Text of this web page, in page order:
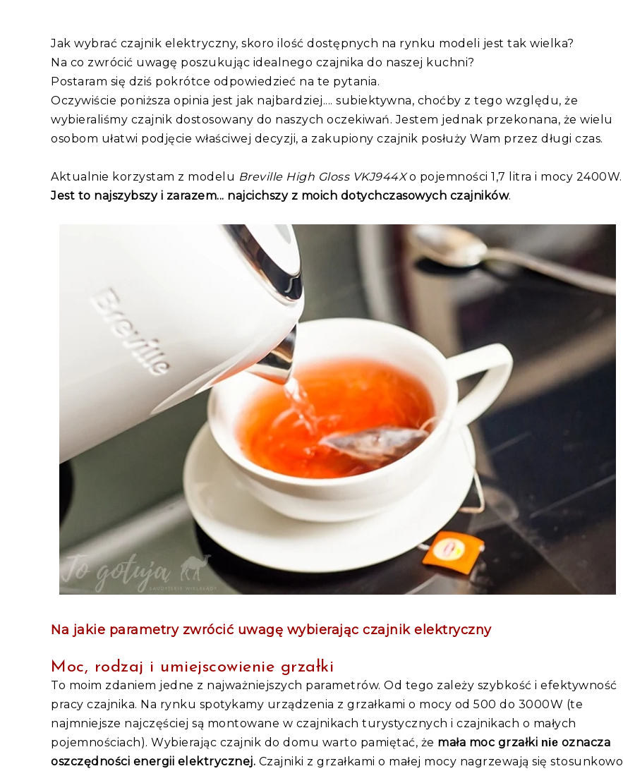
Jak wybrać czajnik elektryczny, skoro ilość dostępnych na rynku modeli jest tak wielka?
Na co zwrócić uwagę poszukując idealnego czajnika do naszej kuchni?
Postaram się dziś pokrótce odpowiedzieć na te pytania.
Oczywiście poniższa opinia jest jak najbardziej.... subiektywna, choćby z tego względu, że
wybieraliśmy czajnik dostosowany do naszych oczekiwań. Jestem jednak przekonana, że wielu
osobom ułatwi podjęcie właściwej decyzji, a zakupiony czajnik posłuży Wam przez długi czas.
Aktualnie korzystam z modelu Breville High Gloss VKJ944Xo pojemności 1,7 litra i mocy 2400W.
Jest to najszybszy i zarazem... najcichszy z moich dotychczasowych czajników.
Na jakie parametry zwrócić uwagę wybierając czajnik elektryczny
Moc, rodzaj i umiejscowienie grzałki
To moim zdaniem jedne z najważniejszych parametrów. Od tego zależy szybkość i efektywność
pracy czajnika. Na rynku spotykamy urządzenia z grzałkami o mocy od 500 do 3000W (te
najmniejsze najczęściej są montowane w czajnikach turystycznych i czajnikach o małych
pojemnościach). Wybierając czajnik do domu warto pamiętać, że mała moc grzałki nie oznacza
oszczędności energii elektrycznej. Czajniki z grzałkami o małej mocy nagrzewają się stosunkowo